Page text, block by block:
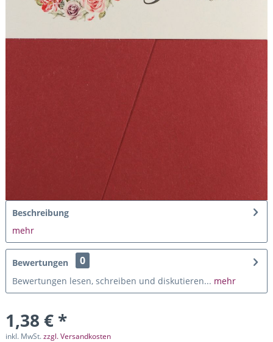
Beschreibung
mehr
Bewertungen 0
Bewertungen lesen, schreiben und diskutieren... mehr
1,38 € *
inkl. MwSt.zzgl. Versandkosten